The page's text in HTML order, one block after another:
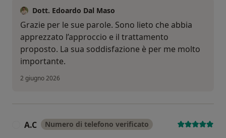
Dott. Edoardo Dal Maso
Grazie per le sue parole. Sono lieto che abbia
apprezzato l’approccio e il trattamento
proposto. La sua soddisfazione è per me molto
importante.
2 giugno 2026
A.C Numero di telefono verificato